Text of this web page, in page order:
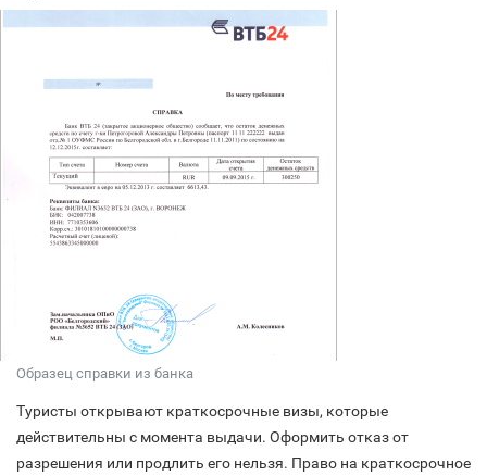
Образец справки из банка
Туристы открывают краткосрочные визы, которые
действительны с момента выдачи. Оформить отказ от
разрешения или продлить его нельзя. Право на краткосрочное